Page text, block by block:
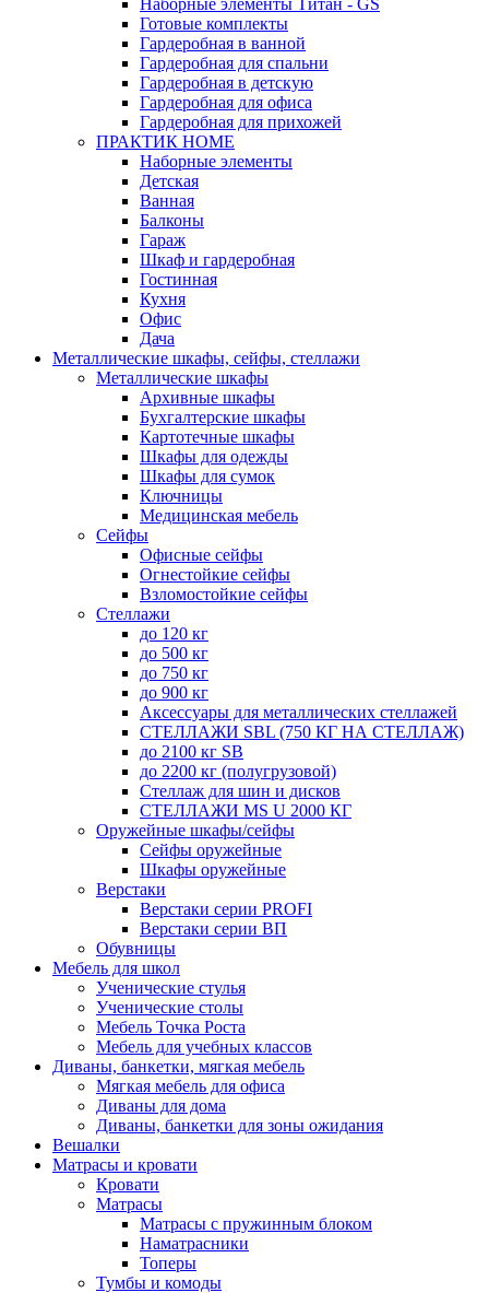
Наборные элементы Титан - GS
Готовые комплекты
Гардеробная в ванной
Гардеробная для спальни
Гардеробная в детскую
Гардеробная для офиса
Гардеробная для прихожей
ПРАКТИК HOME
Наборные элементы
Детская
Ванная
Балконы
Гараж
Шкаф и гардеробная
Гостинная
Кухня
Офис
Дача
Металлические шкафы, сейфы, стеллажи
Металлические шкафы
Архивные шкафы
Бухгалтерские шкафы
Картотечные шкафы
Шкафы для одежды
Шкафы для сумок
Ключницы
Медицинская мебель
Сейфы
Офисные сейфы
Огнестойкие сейфы
Взломостойкие сейфы
Стеллажи
до 120 кг
до 500 кг
до 750 кг
до 900 кг
Аксессуары для металлических стеллажей
СТЕЛЛАЖИ SBL (750 КГ НА СТЕЛЛАЖ)
до 2100 кг SB
до 2200 кг (полугрузовой)
Стеллаж для шин и дисков
СТЕЛЛАЖИ MS U 2000 КГ
Оружейные шкафы/сейфы
Сейфы оружейные
Шкафы оружейные
Верстаки
Верстаки серии PROFI
Верстаки серии ВП
Обувницы
Мебель для школ
Ученические стулья
Ученические столы
Мебель Точка Роста
Мебель для учебных классов
Диваны, банкетки, мягкая мебель
Мягкая мебель для офиса
Диваны для дома
Диваны, банкетки для зоны ожидания
Вешалки
Матрасы и кровати
Кровати
Матрасы
Матрасы с пружинным блоком
Наматрасники
Топеры
Тумбы и комоды